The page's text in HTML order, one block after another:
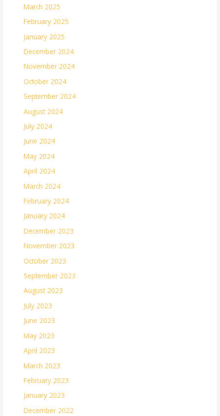
March 2025
February 2025
January 2025
December 2024
November 2024
October 2024
September 2024
August 2024
July 2024
June 2024
May 2024
April 2024
March 2024
February 2024
January 2024
December 2023
November 2023
October 2023
September 2023
August 2023
July 2023
June 2023
May 2023
April 2023
March 2023
February 2023
January 2023
December 2022